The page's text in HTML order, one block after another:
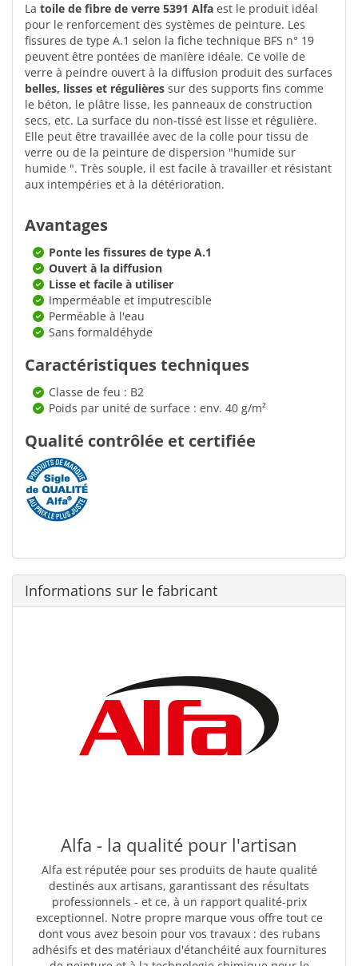
La toile de fibre de verre 5391 Alfa est le produit idéal
pour le renforcement des systèmes de peinture. Les
fissures de type A.1 selon la fiche technique BFS n° 19
peuvent être pontées de manière idéale. Ce voile de
verre à peindre ouvert à la diffusion produit des surfaces
belles, lisses et régulières sur des supports fins comme
le béton, le plâtre lisse, les panneaux de construction
secs, etc. La surface du non-tissé est lisse et régulière.
Elle peut être travaillée avec de la colle pour tissu de
verre ou de la peinture de dispersion "humide sur
humide ". Très souple, il est facile à travailler et résistant
aux intempéries et à la détérioration.
Avantages
Ponte les fissures de type A.1
Ouvert à la diffusion
Lisse et facile à utiliser
Imperméable et imputrescible
Perméable à l'eau
Sans formaldéhyde
Caractéristiques techniques
Classe de feu : B2
Poids par unité de surface : env. 40 g/m²
Qualité contrôlée et certifiée
Informations sur le fabricant
Alfa - la qualité pour l'artisan
Alfa est réputée pour ses produits de haute qualité
destinés aux artisans, garantissant des résultats
professionnels - et ce, à un rapport qualité-prix
exceptionnel. Notre propre marque vous offre tout ce
dont vous avez besoin pour vos travaux : des rubans
adhésifs et des matériaux d'étanchéité aux fournitures